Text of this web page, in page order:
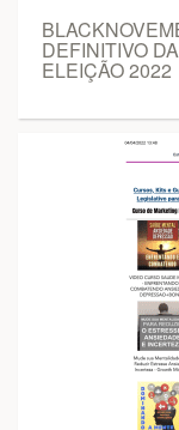
DEFINITIVO
ELEIÇÃO 2022